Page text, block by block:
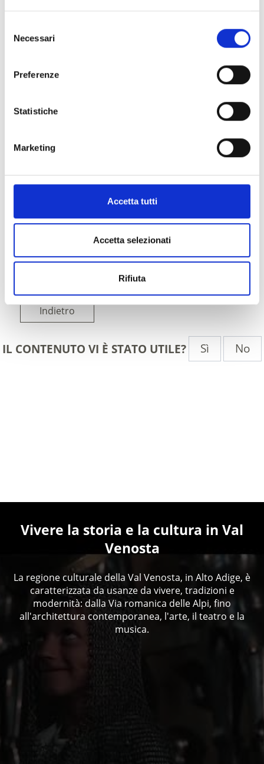
delNecessari
Preferenze
Statistiche
Marketing
Accetta tutti
Accetta selezionati
Rifiuta
Indietro
IL CONTENUTO VI È STATO UTILE? Sì No
Vivere la storia e la cultura in Val
Venosta
La regione culturale della Val Venosta, in Alto Adige, è
caratterizzata da usanze da vivere, tradizioni e
modernità: dalla Via romanica delle Alpi, fino
all'architettura contemporanea, l'arte, il teatro e la
musica.